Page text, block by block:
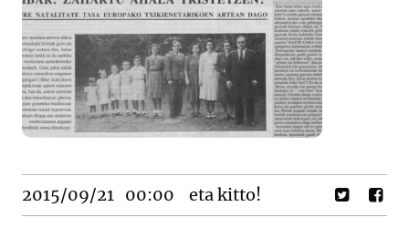
2015/09/21 00:00 eta kitto!